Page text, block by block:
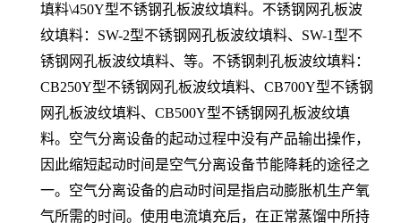
填料\450Y型不锈钢孔板波纹填料。不锈钢网孔板波
纹填料：SW-2型不锈钢网孔板波纹填料、SW-1型不
锈钢网孔板波纹填料、等。不锈钢刺孔板波纹填料：
CB250Y型不锈钢网孔板波纹填料、CB700Y型不锈钢
网孔板波纹填料、CB500Y型不锈钢网孔板波纹填
料。空气分离设备的起动过程中没有产品输出操作，
因此缩短起动时间是空气分离设备节能降耗的途径之
一。空气分离设备的启动时间是指启动膨胀机生产氧
气所需的时间。使用电流填充后，在正常蒸馏中所持